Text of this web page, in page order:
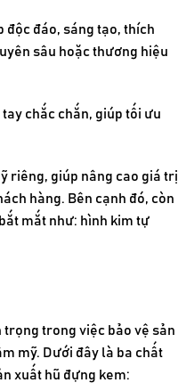
độc đáo, sáng tạo, thích
sâu hoặc thương hiệu
tay chắc chắn, giúp tối ưu
riêng, giúp nâng cao giá trị
hàng. Bên cạnh đó, còn
mắt như: hình kim tự
trong việc bảo vệ sản
mỹ. Dưới đây là ba chất
xuất hũ đựng kem: